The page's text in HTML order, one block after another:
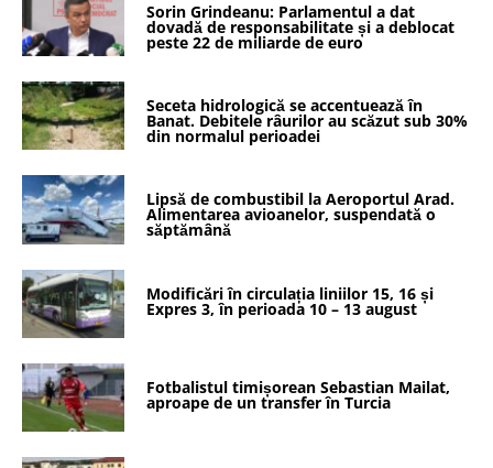
Sorin Grindeanu: Parlamentul a dat
dovadă de responsabilitate și a deblocat
peste 22 de miliarde de euro
Seceta hidrologică se accentuează în
Banat. Debitele râurilor au scăzut sub 30%
din normalul perioadei
Lipsă de combustibil la Aeroportul Arad.
Alimentarea avioanelor, suspendată o
săptămână
Modificări în circulația liniilor 15, 16 și
Expres 3, în perioada 10 – 13 august
Fotbalistul timișorean Sebastian Mailat,
aproape de un transfer în Turcia